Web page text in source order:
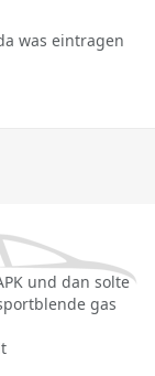
was eintragen
und dan solte
gas